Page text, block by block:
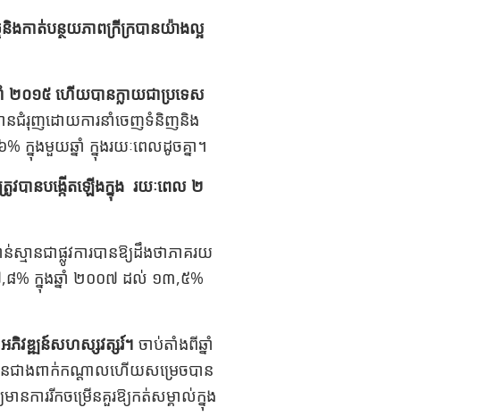
ងកាត់បន្ថយភាពក្រីក្របានយ៉ាងល្អ
២០១៥ ហើយបានក្លាយជាប្រទេស
ានជំរុញដោយការនាំចេញទំនិញនិង
ក្នុងមួយឆ្នាំ​ ក្នុងរយៈពេលដូចគ្នា។
វបានបង្កើតឡើងក្នុង​ រយៈពេល ២
មានជាផ្លូវការបានឱ្យដឹងថាភាគរយ
៧,៨% ក្នុងឆ្នាំ ២០០៧ ដល់ ១៣,៥%
អភិវឌ្ឍន៍សហស្សវត្សរ៍។ ចាប់តាំងពីឆ្នាំ
នជាងពាក់កណ្តាលហើយសម្រេចបាន
នការរីកចម្រើនគួរឱ្យកត់សម្គាល់ក្នុង